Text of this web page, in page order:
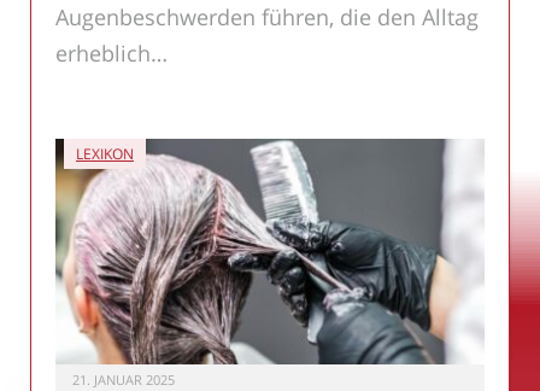
Augenbeschwerden führen, die den Alltag
erheblich…
LEXIKON
21. JANUAR 2025